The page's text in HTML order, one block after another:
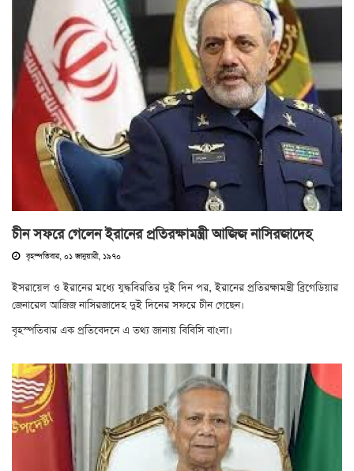
চীন সফরে গেলেন ইরানের প্রতিরক্ষামন্ত্রী আজিজ নাসিরজাদেহ
বৃহস্পতিবার, ০১ জানুয়ারী, ১৯৭০
ইসরায়েল ও ইরানের মধ্যে যুদ্ধবিরতির দুই দিন পর, ইরানের প্রতিরক্ষামন্ত্রী ব্রিগেডিয়ার
জেনারেল আজিজ নাসিরজাদেহ দুই দিনের সফরে চীন গেছেন।
বৃহস্পতিবার এক প্রতিবেদনে এ তথ্য জানায় বিবিসি বাংলা।